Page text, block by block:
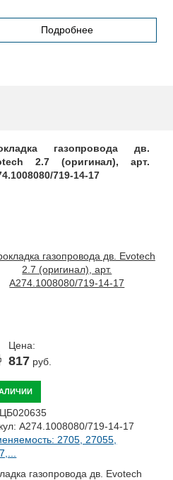
Подробнее
газопровода дв.
2.7 (оригинал), арт.
719-14-17
Цена:
817 руб.
ЦБ020635
А274.1008080/719-14-17
2705, 27055,
газопровода дв. Evotech